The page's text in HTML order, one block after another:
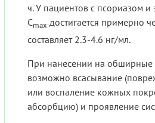
ч. У пациентов с псориазом и
Cmax достигается примерно
составляет 2.3-4.6 нг/мл.
При нанесении на обширные
возможно всасывание
или воспаление кожных
абсорбцию) и проявление